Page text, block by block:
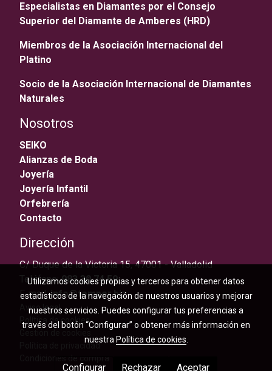
Especialistas en Diamantes por el Consejo
Superior del Diamante de Amberes (HRD)
Miembros de la Asociación Internacional del
Platino
Socio de la Asociación Internacional de Diamantes
Naturales
Nosotros
SEIKO
Alianzas de Boda
Joyería
Joyería Infantil
Orfebrería
Contacto
Dirección
C/ Duque de la Victoria 15, 47001 - Valladolid
Teléfono:983 30 74 59
E-mail:info@temper.biz
Aviso legal
Política de cookies
Política de privacidad
Utilizamos cookies propias y terceros para obtener datos
estadísticos de la navegación de nuestros usuarios y mejorar
nuestros servicios. Puedes configurar tus preferencias a
través del botón “Configurar” o obtener más información en
nuestra Política de cookies
Configurar Rechazar Aceptar